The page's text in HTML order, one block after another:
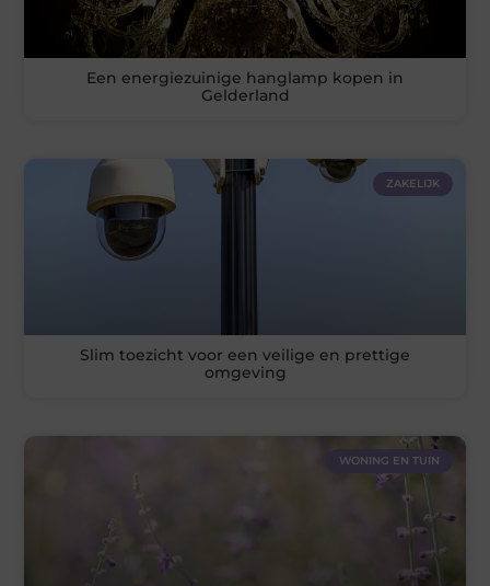
Een energiezuinige hanglamp kopen in
Gelderland
ZAKELIJK
Slim toezicht voor een veilige en prettige
omgeving
WONING EN TUIN